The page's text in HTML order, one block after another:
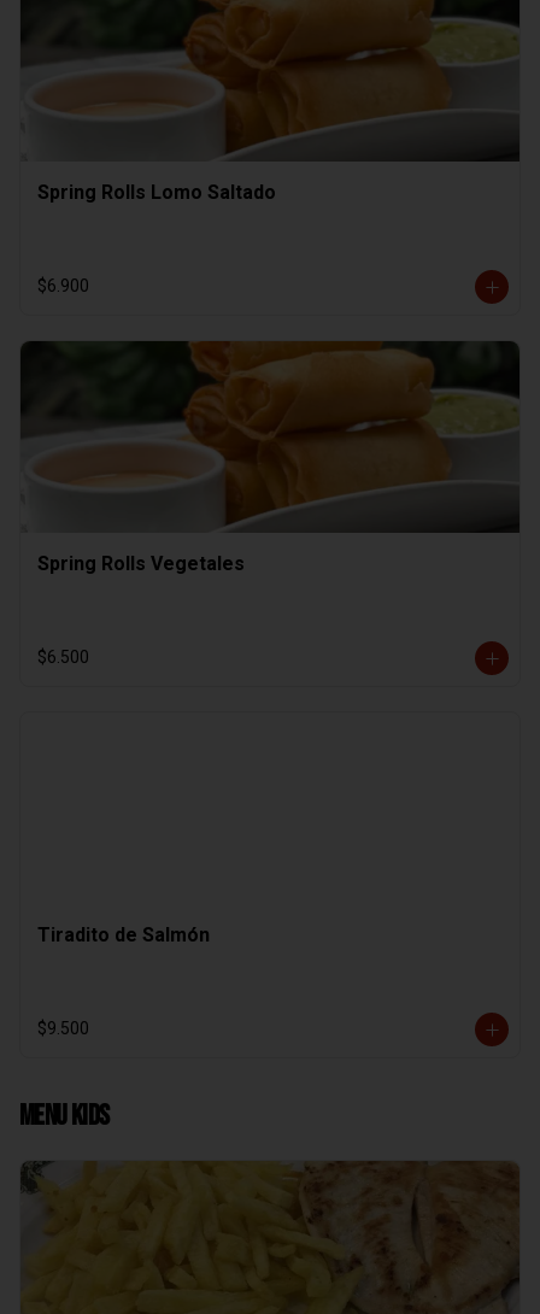
Spring Rolls Lomo Saltado
$6.900
Spring Rolls Vegetales
$6.500
Tiradito de Salmón
$9.500
Menu Kids